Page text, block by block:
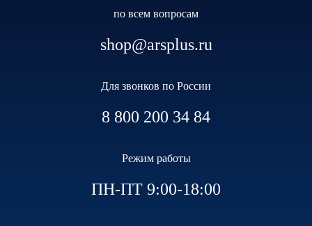
по всем вопросам
shop@arsplus.ru
Для звонков по России
8 800 200 34 84
Режим работы
ПН-ПТ 9:00-18:00